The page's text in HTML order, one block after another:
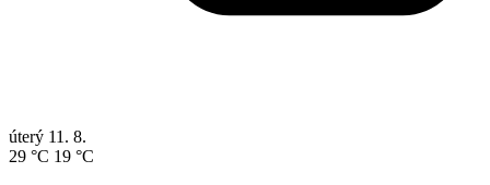
úterý 11. 8.
29 °C 19 °C